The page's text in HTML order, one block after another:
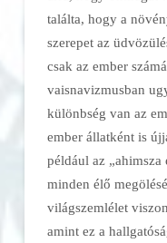
találta, hogy a
szerepet az
csak az ember
vaisnavizmusban
különbség van az
ember állatként is
például az „ahimsza
minden élő
világszemlélet
amint ez a